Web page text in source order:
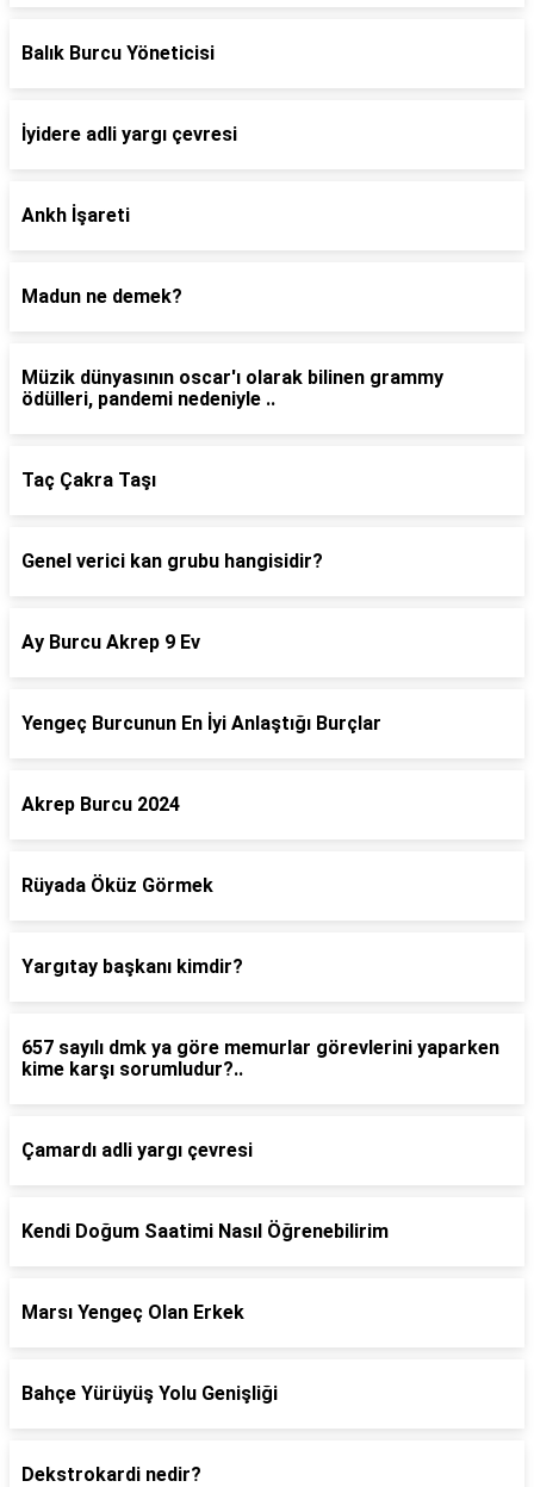
Balık Burcu Yöneticisi
İyidere adli yargı çevresi
Ankh İşareti
Madun ne demek?
Müzik dünyasının oscar'ı olarak bilinen grammy
ödülleri, pandemi nedeniyle ..
Taç Çakra Taşı
Genel verici kan grubu hangisidir?
Ay Burcu Akrep 9 Ev
Yengeç Burcunun En İyi Anlaştığı Burçlar
Akrep Burcu 2024
Rüyada Öküz Görmek
Yargıtay başkanı kimdir?
657 sayılı dmk ya göre memurlar görevlerini yaparken
kime karşı sorumludur?..
Çamardı adli yargı çevresi
Kendi Doğum Saatimi Nasıl Öğrenebilirim
Marsı Yengeç Olan Erkek
Bahçe Yürüyüş Yolu Genişliği
Dekstrokardi nedir?